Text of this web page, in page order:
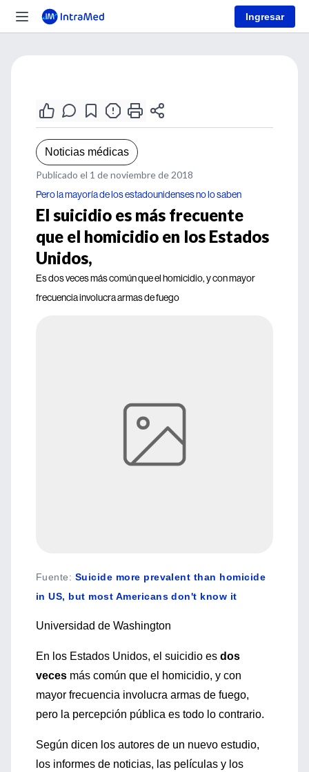
Ingresar
Noticias médicas
Publicado el 1 de noviembre de 2018
Pero la mayoría de los estadounidenses no lo saben
El suicidio es más frecuente
que el homicidio en los Estados
Unidos,
Es dos veces más común que el homicidio, y con mayor
frecuencia involucra armas de fuego
Fuente: Suicide more prevalent than homicide
in US, but most Americans don't know it
Universidad de Washington
En los Estados Unidos, el suicidio es dos
veces más común que el homicidio, y con
mayor frecuencia involucra armas de fuego,
pero la percepción pública es todo lo contrario.
Según dicen los autores de un nuevo estudio,
los informes de noticias, las películas y los